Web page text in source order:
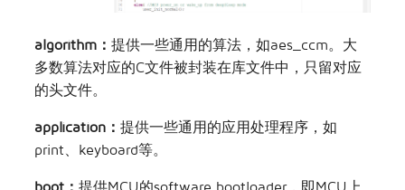
algorithm：提供一些通用的算法，如aes_ccm。大
多数算法对应的C文件被封装在库文件中，只留对应
的头文件。
application：提供一些通用的应用处理程序，如
print、keyboard等。
boot：提供MCU的software bootloader，即MCU上